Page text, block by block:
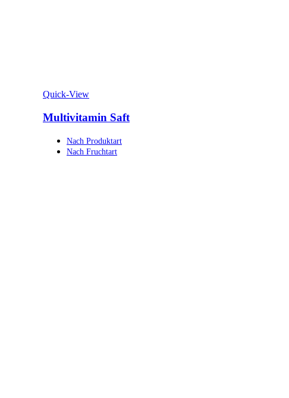
Quick-View
Multivitamin Saft
Nach Produktart
Nach Fruchtart